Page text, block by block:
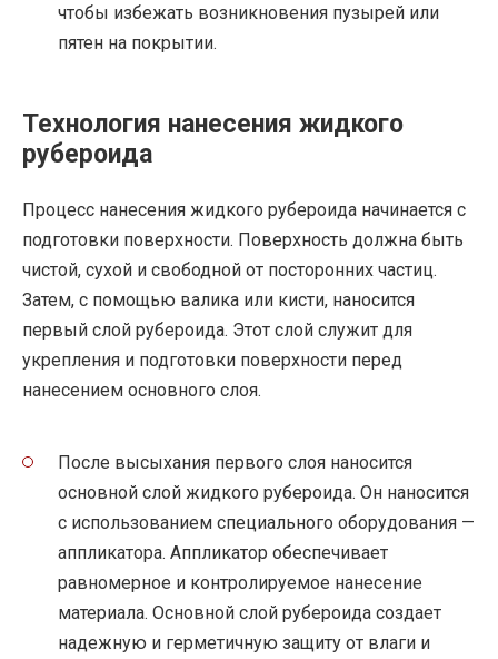
чтобы избежать возникновения пузырей или
пятен на покрытии.
Технология нанесения жидкого
рубероида
Процесс нанесения жидкого рубероида начинается с
подготовки поверхности. Поверхность должна быть
чистой, сухой и свободной от посторонних частиц.
Затем, с помощью валика или кисти, наносится
первый слой рубероида. Этот слой служит для
укрепления и подготовки поверхности перед
нанесением основного слоя.
После высыхания первого слоя наносится
основной слой жидкого рубероида. Он наносится
с использованием специального оборудования —
аппликатора. Аппликатор обеспечивает
равномерное и контролируемое нанесение
материала. Основной слой рубероида создает
надежную и герметичную защиту от влаги и